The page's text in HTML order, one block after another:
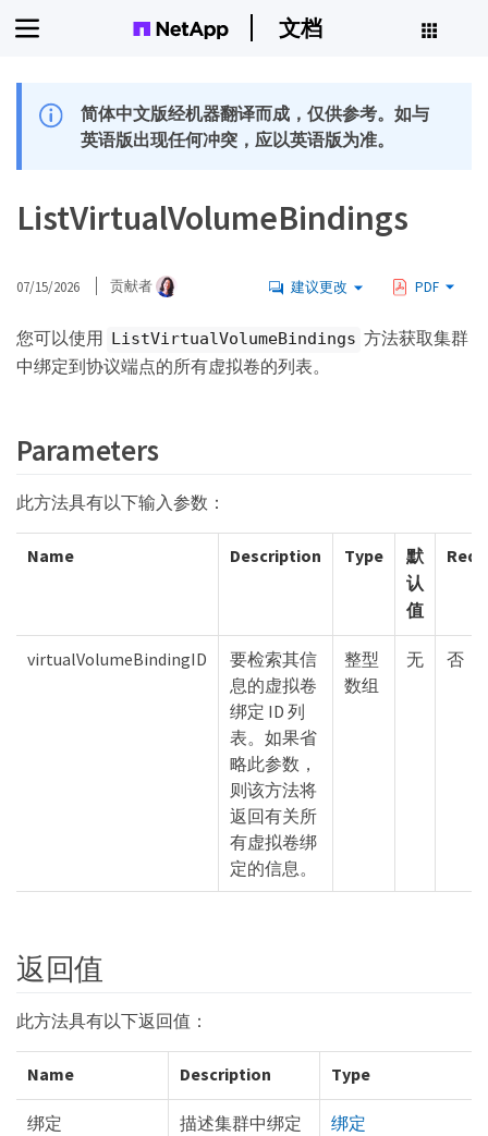
文档
简体中文版经机器翻译而成，仅供参考。如与
英语版出现任何冲突，应以英语版为准。
ListVirtualVolumeBindings
07/15/2026 贡献者 建议更改 PDF
您可以使用 ListVirtualVolumeBindings 方法获取集群
中绑定到协议端点的所有虚拟卷的列表。
Parameters
此方法具有以下输入参数：
Name Description Type
默
认
值
virtualVolumeBindingID
要检索其信
息的虚拟卷
绑定 ID 列
表。如果省
略此参数，
则该方法将
返回有关所
有虚拟卷绑
定的信息。
整型
数组
无 否
返回值
此方法具有以下返回值：
Name Description Type
绑定
描述集群中绑定
绑定